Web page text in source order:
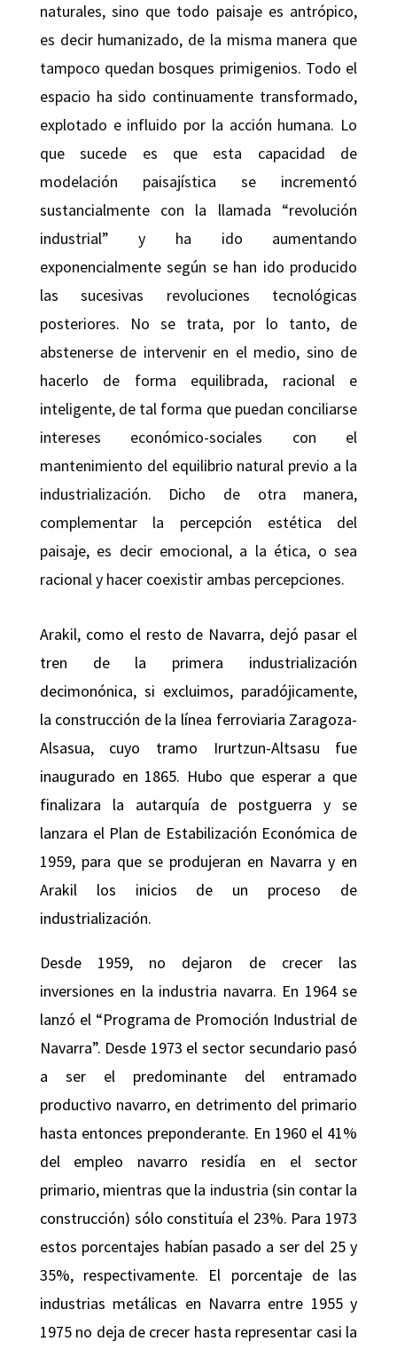
naturales, sino que todo paisaje es antrópico,
es decir humanizado, de la misma manera que
tampoco quedan bosques primigenios. Todo el
espacio ha sido continuamente transformado,
explotado e influido por la acción humana. Lo
que sucede es que esta capacidad de
modelación paisajística se incrementó
sustancialmente con la llamada “revolución
industrial” y ha ido aumentando
exponencialmente según se han ido producido
las sucesivas revoluciones tecnológicas
posteriores. No se trata, por lo tanto, de
abstenerse de intervenir en el medio, sino de
hacerlo de forma equilibrada, racional e
inteligente, de tal forma que puedan conciliarse
intereses económico-sociales con el
mantenimiento del equilibrio natural previo a la
industrialización. Dicho de otra manera,
complementar la percepción estética del
paisaje, es decir emocional, a la ética, o sea
racional y hacer coexistir ambas percepciones.
Arakil, como el resto de Navarra, dejó pasar el
tren de la primera industrialización
decimonónica, si excluimos, paradójicamente,
la construcción de la línea ferroviaria Zaragoza-
Alsasua, cuyo tramo Irurtzun-Altsasu fue
inaugurado en 1865. Hubo que esperar a que
finalizara la autarquía de postguerra y se
lanzara el Plan de Estabilización Económica de
1959, para que se produjeran en Navarra y en
Arakil los inicios de un proceso de
industrialización.
Desde 1959, no dejaron de crecer las
inversiones en la industria navarra. En 1964 se
lanzó el “Programa de Promoción Industrial de
Navarra”. Desde 1973 el sector secundario pasó
a ser el predominante del entramado
productivo navarro, en detrimento del primario
hasta entonces preponderante. En 1960 el 41%
del empleo navarro residía en el sector
primario, mientras que la industria (sin contar la
construcción) sólo constituía el 23%. Para 1973
estos porcentajes habían pasado a ser del 25 y
35%, respectivamente. El porcentaje de las
industrias metálicas en Navarra entre 1955 y
1975 no deja de crecer hasta representar casi la